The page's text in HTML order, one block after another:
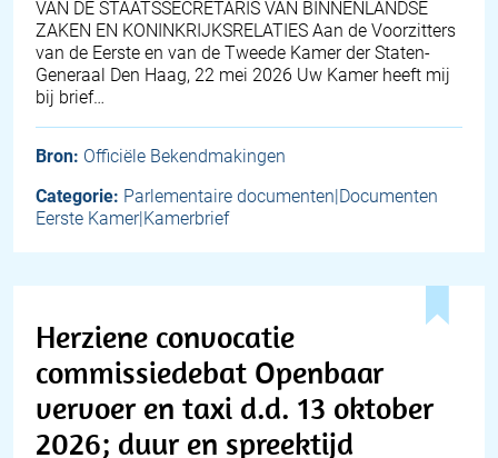
VAN DE STAATSSECRETARIS VAN BINNENLANDSE
ZAKEN EN KONINKRIJKSRELATIES Aan de Voorzitters
van de Eerste en van de Tweede Kamer der Staten-
Generaal Den Haag, 22 mei 2026 Uw Kamer heeft mij
bij brief…
Bron: Officiële Bekendmakingen
Categorie: Parlementaire documenten|Documenten
Eerste Kamer|Kamerbrief
Herziene convocatie
commissiedebat Openbaar
vervoer en taxi d.d. 13 oktober
2026; duur en spreektijd